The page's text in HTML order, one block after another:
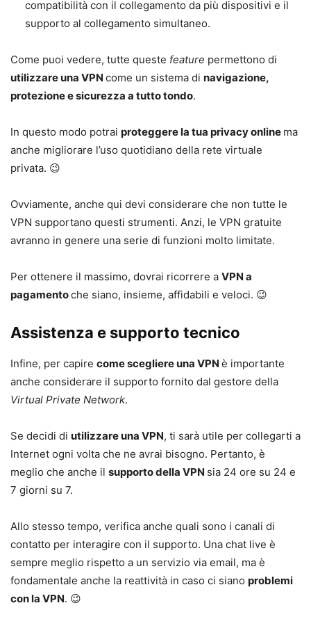
compatibilità con il collegamento da più dispositivi e il
supporto al collegamento simultaneo.
Come puoi vedere, tutte queste feature permettono di
utilizzare una VPN come un sistema di navigazione,
protezione e sicurezza a tutto tondo.
In questo modo potrai proteggere la tua privacy online ma
anche migliorare l’uso quotidiano della rete virtuale
privata. 😉
Ovviamente, anche qui devi considerare che non tutte le
VPN supportano questi strumenti. Anzi, le VPN gratuite
avranno in genere una serie di funzioni molto limitate.
Per ottenere il massimo, dovrai ricorrere a VPN a
pagamentoche siano, insieme, affidabili e veloci. 😉
Assistenza e supporto tecnico
Infine, per capire come scegliere una VPN è importante
anche considerare il supporto fornito dal gestore della
Virtual Private Network.
Se decidi di utilizzare una VPN, ti sarà utile per collegarti a
Internet ogni volta che ne avrai bisogno. Pertanto, è
meglio che anche il supporto della VPN sia 24 ore su 24 e
7 giorni su 7.
Allo stesso tempo, verifica anche quali sono i canali di
contatto per interagire con il supporto. Una chat live è
sempre meglio rispetto a un servizio via email, ma è
fondamentale anche la reattività in caso ci siano problemi
con la VPN. 😉